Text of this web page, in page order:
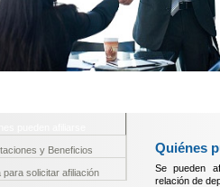
y Beneficios
para solicitar afiliación
Quiénes
Se pueden
relación de